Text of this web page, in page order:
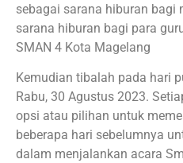
sebagai sarana hiburan bagi
sarana hiburan bagi para
SMAN 4 Kota Magelang
Kemudian tibalah pada hari
Rabu, 30 Agustus 2023.
opsi atau pilihan untuk
beberapa hari sebelumnya
dalam menjalankan acara